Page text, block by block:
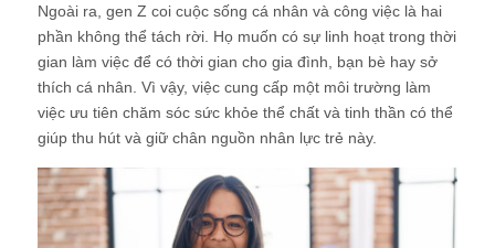
Ngoài ra, gen Z coi cuộc sống cá nhân và công việc là hai
phần không thể tách rời. Họ muốn có sự linh hoạt trong thời
gian làm việc để có thời gian cho gia đình, bạn bè hay sở
thích cá nhân. Vì vậy, việc cung cấp một môi trường làm
việc ưu tiên chăm sóc sức khỏe thể chất và tinh thần có thể
giúp thu hút và giữ chân nguồn nhân lực trẻ này.